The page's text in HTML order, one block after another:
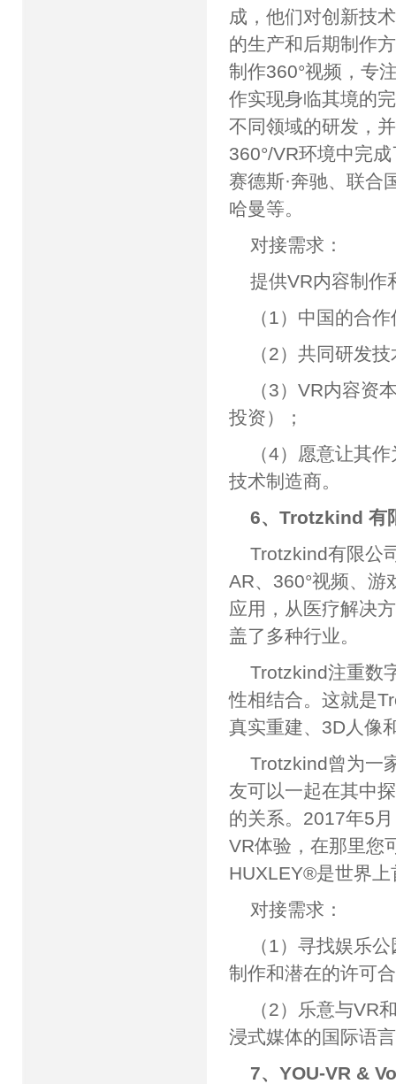
成，他们对创新技
的生产和后期制作
制作360°视频，专
作实现身临其境的
不同领域的研发，
360°/VR环境中完
赛德斯·奔驰、联合
哈曼等。
对接需求：
提供VR内容制作
（1）中国的合
（2）共同研发
（3）VR内容资
投资）；
（4）愿意让其
技术制造商。
6、Trotzkind 有
Trotzkind有限公
AR、360°视频、游
应用，从医疗解决
盖了多种行业。
Trotzkind注重数
性相结合。这就是
真实重建、3D人像
Trotzkind曾为一
友可以一起在其中
的关系。2017年5
VR体验，在那里您
HUXLEY®是世界
对接需求：
（1）寻找娱乐
制作和潜在的许可
（2）乐意与VR
浸式媒体的国际语
7、YOU-VR &